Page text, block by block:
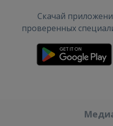
Скачай
проверенных